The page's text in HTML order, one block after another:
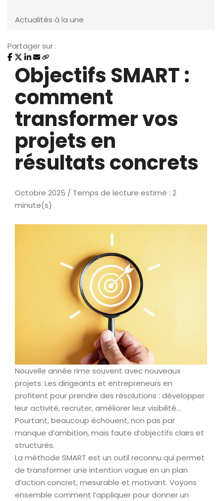
Actualités à la une
Partager sur :
Objectifs SMART :
comment
transformer vos
projets en
résultats concrets
Octobre 2025 / Temps de lecture estimé : 2
minute(s)
Nouvelle année rime souvent avec nouveaux
projets. Les dirigeants et entrepreneurs en
profitent pour prendre des résolutions : développer
leur activité, recruter, améliorer leur visibilité…
Pourtant, beaucoup échouent, non pas par
manque d’ambition, mais faute d’objectifs clairs et
structurés.
La méthode SMART est un outil reconnu qui permet
de transformer une intention vague en un plan
d’action concret, mesurable et motivant. Voyons
ensemble comment l’appliquer pour donner un